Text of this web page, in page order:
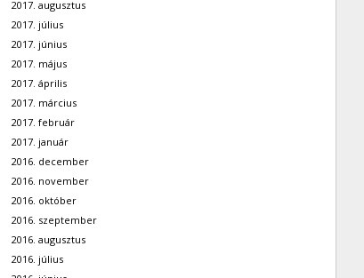
2017. augusztus
2017. július
2017. június
2017. május
2017. április
2017. március
2017. február
2017. január
2016. december
2016. november
2016. október
2016. szeptember
2016. augusztus
2016. július